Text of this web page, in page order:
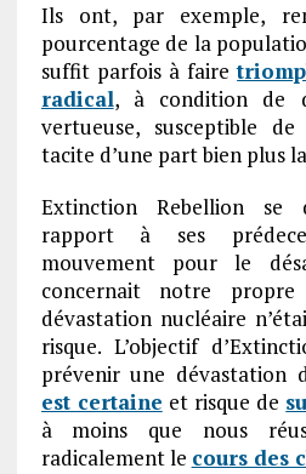
Ils ont, par exemple,
pourcentage de la
suffit parfois à faire
radical, à condition de
vertueuse, susceptible
tacite d’une part bien plus
Extinction Rebellion se
rapport à ses
mouvement pour le
concernait notre
dévastation nucléaire
risque. L’objectif
prévenir une dévastation
est certaine et risque de
à moins que nous
radicalement le cours des